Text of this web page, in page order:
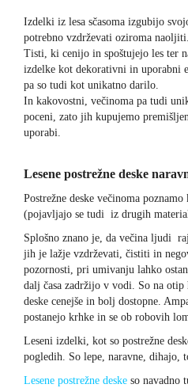
Izdelki iz lesa sčasoma izgubijo
potrebno vzdrževati oziroma naoljiti.
Tisti, ki cenijo in spoštujejo les ter
izdelke kot dekorativni in uporabni
pa so tudi kot unikatno darilo.
In kakovostni, večinoma pa tudi
poceni, zato jih kupujemo
uporabi.
Lesene postrežne deske
Postrežne deske večinoma
(pojavljajo se tudi iz drugih
Splošno znano je, da večina ljudi
jih je lažje vzdrževati, čistiti in
pozornosti, pri umivanju lahko
dalj časa zadržijo v vodi. So na otip
deske cenejše in bolj dostopne.
postanejo krhke in se ob robovih
Leseni izdelki, kot so postrežne
pogledih. So lepe, naravne, dihajo,
Lesene postrežne deske so navadno